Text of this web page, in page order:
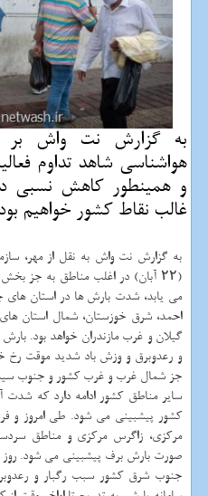
به گزارش نت واش بر
هواشناسی شاهد تداوم
غالب نقاط كشور خواهیم
به گزارش نت واش به نقل از مهر،
(۲۲ آبان) در اغلب مناطق به جز
می یابد، شدت بارش ها در استان های
احمد، شرق خوزستان، شمال استان
گیلان و غرب مازندران خواهد بود.
جز شمال غرب و غرب کشور و جنوب
سایر مناطق کشور ادامه دارد که
مرکزی، زاگرس مرکزی و مناطق
جنوب شرق کشور سبب رگبار و